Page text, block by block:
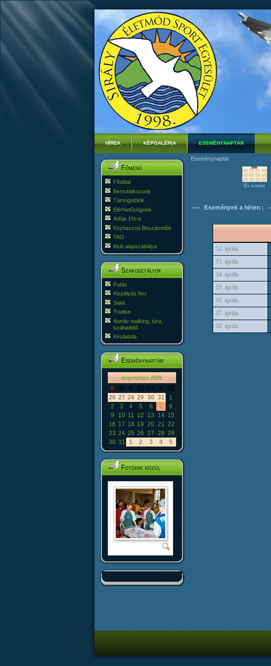
HÍREK KÉPGALÉRIA ESEMÉNYNAPTÁR
Főmenü
Főoldal
Bemutatkozunk
Támogatóink
Elérhetőségeink
Adója 1%-a
Közhasznú Beszámolók
TAO
Klub alapszabálya
Szakosztályok
Futás
Kispályás foci
Sakk
Triatlon
Nordic-walking, túra,
szabadidő
Kézilabda
Eseménynaptár
«< augusztus 2026 >»
V H K SZ CS P
SZ
26 27 28 29 30 31
1
2
3 4 5 6 7
8
9
10 11 12 13 14 15
16 17 18 19 20 21 22
23 24 25 26 27 28 29
30 31 1 2 3 4 5
Fotóink közül
Eseménynaptár
Év szerint
Események a héten :
12. április
13. április
14. április
15. április
16. április
17. április
18. április